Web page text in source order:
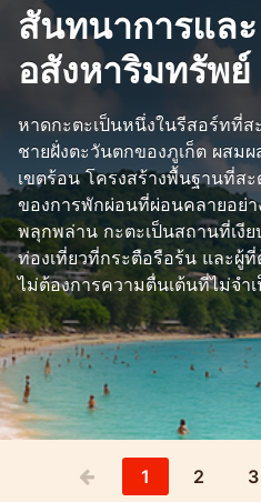
สันทนาการและ
อสังหาริมทรัพย์
หาดกะตะเป็นหนึ่งในรีสอร์ทที่
ชายฝั่งตะวันตกของภูเก็ต ผสม
เขตร้อน โครงสร้างพื้นฐานที่ส
ของการพักผ่อนที่ผ่อนคลายอย่
พลุกพล่าน กะตะเป็นสถานที่เงี
ท่องเที่ยวที่กระตือรือร้น และผู้
ไม่ต้องการความตื่นเต้นที่ไม่จำ
1 2 3